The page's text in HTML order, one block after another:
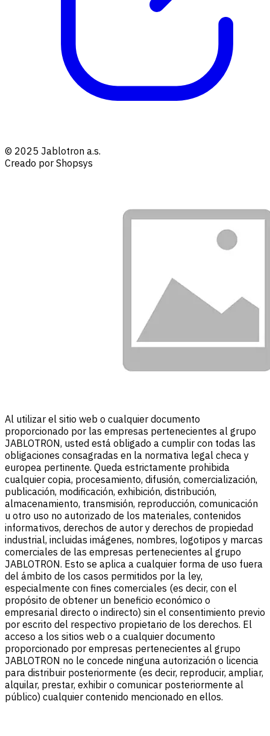
© 2025 Jablotron a.s.
Creado por Shopsys
Al utilizar el sitio web o cualquier documento
proporcionado por las empresas pertenecientes al grupo
JABLOTRON, usted está obligado a cumplir con todas las
obligaciones consagradas en la normativa legal checa y
europea pertinente. Queda estrictamente prohibida
cualquier copia, procesamiento, difusión, comercialización,
publicación, modificación, exhibición, distribución,
almacenamiento, transmisión, reproducción, comunicación
u otro uso no autorizado de los materiales, contenidos
informativos, derechos de autor y derechos de propiedad
industrial, incluidas imágenes, nombres, logotipos y marcas
comerciales de las empresas pertenecientes al grupo
JABLOTRON. Esto se aplica a cualquier forma de uso fuera
del ámbito de los casos permitidos por la ley,
especialmente con fines comerciales (es decir, con el
propósito de obtener un beneficio económico o
empresarial directo o indirecto) sin el consentimiento previo
por escrito del respectivo propietario de los derechos. El
acceso a los sitios web o a cualquier documento
proporcionado por empresas pertenecientes al grupo
JABLOTRON no le concede ninguna autorización o licencia
para distribuir posteriormente (es decir, reproducir, ampliar,
alquilar, prestar, exhibir o comunicar posteriormente al
público) cualquier contenido mencionado en ellos.